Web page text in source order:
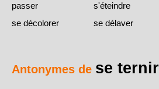
passer
s'éteindre
se décolorer
se délaver
Antonymes de se ternir